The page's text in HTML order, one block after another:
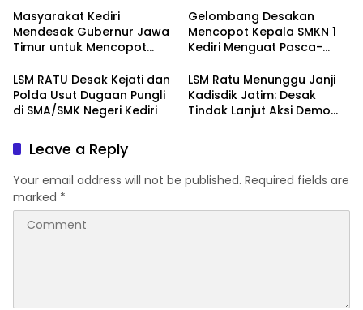
Marakanya Pungli dan
Korupsi di Cabang Dinas
Pendidikan Kediri
Pemberitahuan Aksi Damai
ke Polrestabes Surabaya
Masyarakat Kediri
Mendesak Gubernur Jawa
Timur untuk Mencopot
Carut Marutnya Pendidikan
di Kediri
Gelombang Desakan
Mencopot Kepala SMKN 1
Kediri Menguat Pasca-
dan Doxing
LSM RATU Desak Kejati dan
Polda Usut Dugaan Pungli
di SMA/SMK Negeri Kediri
LSM Ratu Menunggu Janji
Kadisdik Jatim: Desak
Tindak Lanjut Aksi Demo
Leave a Reply
Your email address will not be published. Required fields are
marked *